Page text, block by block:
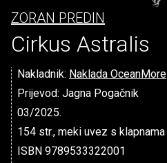
ZORAN PREDIN
Cirkus Astralis
Nakladnik: Naklada OceanMore
Prijevod: Jagna Pogačnik
03/2025.
154 str., meki uvez s klapnama
ISBN 9789533322001